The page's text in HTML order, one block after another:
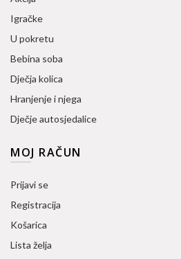
Igračke
U pokretu
Bebina soba
Dječja kolica
Hranjenje i njega
Dječje autosjedalice
MOJ RAČUN
Prijavi se
Registracija
Košarica
Lista želja